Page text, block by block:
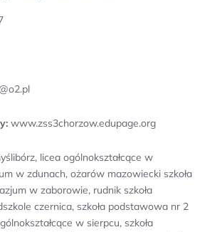
www.zss3chorzow.edupage.org
licea ogólnokształcące w
w zdunach, ożarów mazowiecki szkoła
w zaborowie, rudnik szkoła
czernica, szkoła podstawowa nr 2
w sierpcu, szkoła